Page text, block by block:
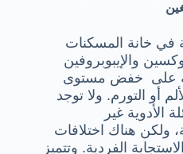
في خانة المسكنات
والإيبوبروفين
على خفض مستوى
أو التورم. ولا توجد
الأدوية غير
ولكن هناك اختلافات
الفردية. وتتميز